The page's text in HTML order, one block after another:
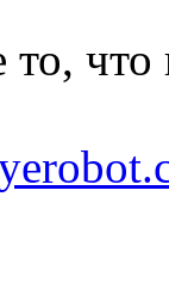
что